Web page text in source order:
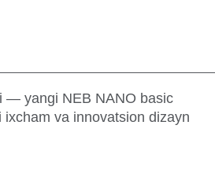
— yangi NEB NANO basic
va innovatsion dizayn